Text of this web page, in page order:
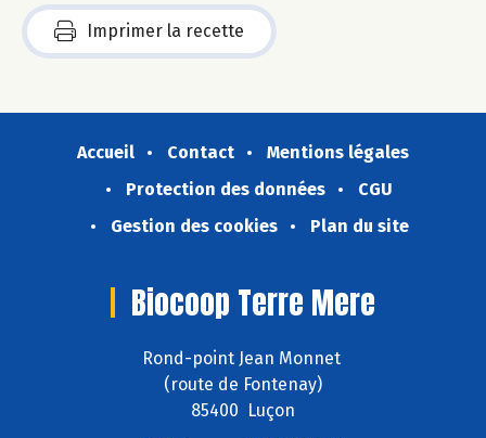
Imprimer la recette
Accueil Contact
Mentions légales
Protection des données
CGU
Gestion des cookies
Plan du site
Biocoop Terre Mere
Rond-point Jean Monnet
(route de Fontenay)
85400 Luçon